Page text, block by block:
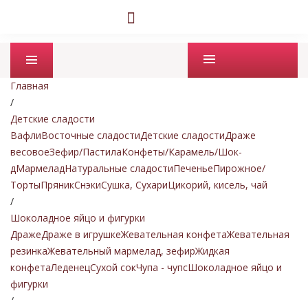
Промо товары
Главная
/
Детские сладости
ВафлиВосточные сладостиДетские сладостиДраже
весовоеЗефир/ПастилаКонфеты/Карамель/Шок-
дМармеладНатуральные сладостиПеченьеПирожное/
ТортыПряникСнэкиСушка, СухариЦикорий, кисель, чай
/
Шоколадное яйцо и фигурки
ДражеДраже в игрушкеЖевательная конфетаЖевательная
резинкаЖевательный мармелад, зефирЖидкая
конфетаЛеденецСухой сокЧупа - чупсШоколадное яйцо и
фигурки